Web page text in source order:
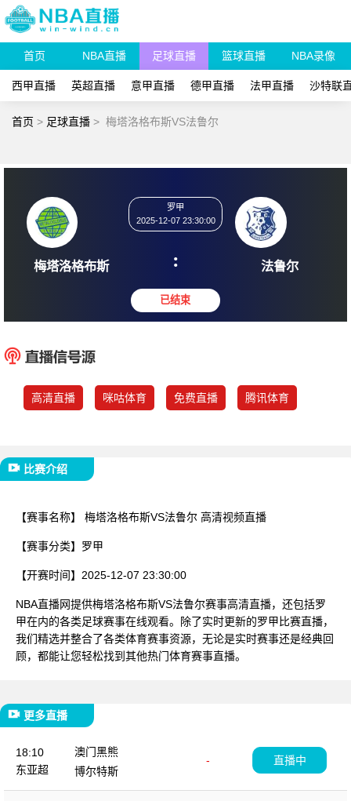
首页 NBA直播 足球直播 篮球直播 NBA录像
西甲直播 英超直播 意甲直播 德甲直播 法甲直播 沙特联
首页 > 足球直播 > 梅塔洛格布斯VS法鲁尔
梅塔洛格布斯
2025-12-07 23:30:00
: 法
高清直播 咪咕体育 免费直播 腾讯体育
比赛介绍
【赛事名称】 梅塔洛格布斯VS法鲁尔 高清视频直播
【赛事分类】 罗甲
【开赛时间】 2025-12-07 23:30:00
NBA直播网提供梅塔洛格布斯VS法鲁尔赛事高清直播，还包括罗
甲在内的各类足球赛事在线观看。除了实时更新的罗甲比赛直播，
我们精选并整合了各类体育赛事资源，无论是实时赛事还是经典回
顾，都能让您轻松找到其他热门体育赛事直播。
更多直播
18:10
东亚超
澳门黑熊
-
博尔特斯
直播中